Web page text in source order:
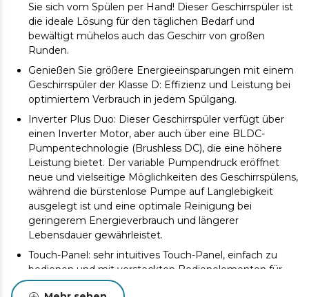
Sie sich vom Spülen per Hand! Dieser Geschirrspüler ist
die ideale Lösung für den täglichen Bedarf und
bewältigt mühelos auch das Geschirr von großen
Runden.
Genießen Sie größere Energieeinsparungen mit einem
Geschirrspüler der Klasse D: Effizienz und Leistung bei
optimiertem Verbrauch in jedem Spülgang.
Inverter Plus Duo: Dieser Geschirrspüler verfügt über
einen Inverter Motor, aber auch über eine BLDC-
Pumpentechnologie (Brushless DC), die eine höhere
Leistung bietet. Der variable Pumpendruck eröffnet
neue und vielseitige Möglichkeiten des Geschirrspülens,
während die bürstenlose Pumpe auf Langlebigkeit
ausgelegt ist und eine optimale Reinigung bei
geringerem Energieverbrauch und längerer
Lebensdauer gewährleistet.
Touch-Panel: sehr intuitives Touch-Panel, einfach zu
bedienen und mit versteckten Bedienelementen für
ein eleganteres und saubereres Design.